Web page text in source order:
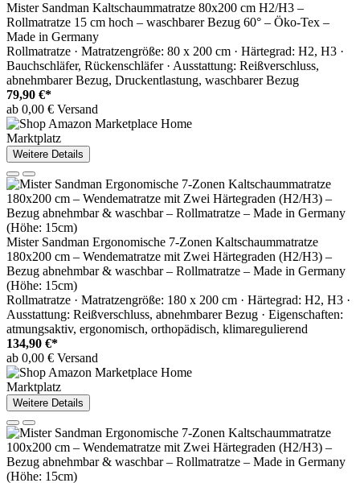
Mister Sandman Kaltschaummatratze 80x200 cm H2/H3 –
Rollmatratze 15 cm hoch – waschbarer Bezug 60° – Öko-Tex –
Made in Germany
Rollmatratze · Matratzengröße: 80 x 200 cm · Härtegrad: H2, H3 ·
Bauchschläfer, Rückenschläfer · Ausstattung: Reißverschluss,
abnehmbarer Bezug, Druckentlastung, waschbarer Bezug
79,90 €*
ab 0,00 € Versand
Marktplatz
Weitere Details
Mister Sandman Ergonomische 7-Zonen Kaltschaummatratze
180x200 cm – Wendematratze mit Zwei Härtegraden (H2/H3) –
Bezug abnehmbar & waschbar – Rollmatratze – Made in Germany
(Höhe: 15cm)
Rollmatratze · Matratzengröße: 180 x 200 cm · Härtegrad: H2, H3 ·
Ausstattung: Reißverschluss, abnehmbarer Bezug · Eigenschaften:
atmungsaktiv, ergonomisch, orthopädisch, klimaregulierend
134,90 €*
ab 0,00 € Versand
Marktplatz
Weitere Details